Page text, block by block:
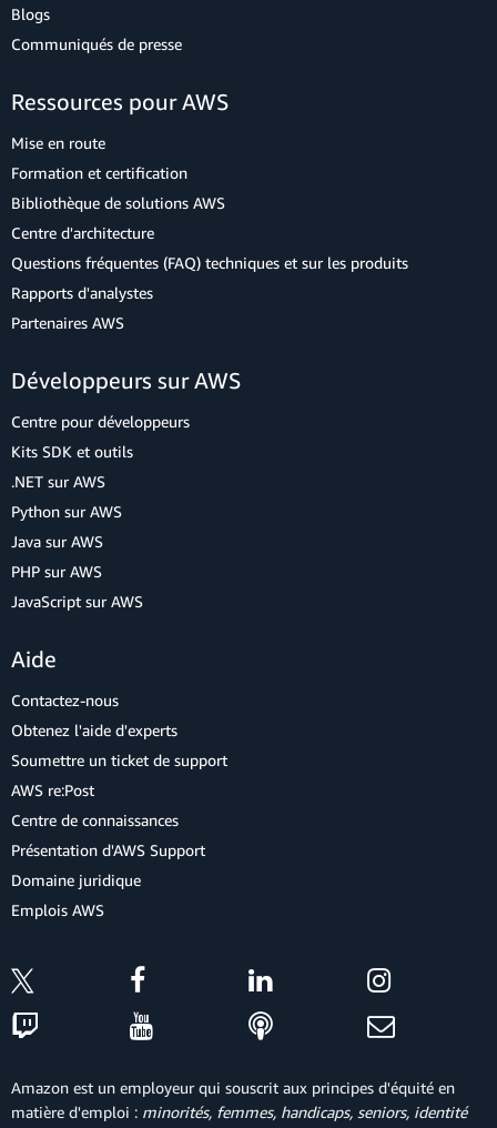
Blogs
Communiqués de presse
Ressources pour AWS
Mise en route
Formation et certification
Bibliothèque de solutions AWS
Centre d'architecture
Questions fréquentes (FAQ) techniques et sur les produits
Rapports d'analystes
Partenaires AWS
Développeurs sur AWS
Centre pour développeurs
Kits SDK et outils
.NET sur AWS
Python sur AWS
Java sur AWS
PHP sur AWS
JavaScript sur AWS
Aide
Contactez-nous
Obtenez l'aide d'experts
Soumettre un ticket de support
AWS re:Post
Centre de connaissances
Présentation d'AWS Support
Domaine juridique
Emplois AWS
Amazon est un employeur qui souscrit aux principes d'équité en
matière d'emploi : minorités, femmes, handicaps, seniors, identité